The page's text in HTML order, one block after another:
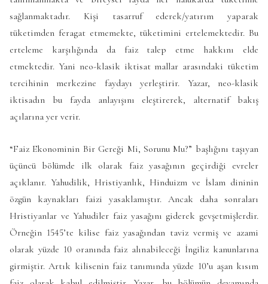
sağlanmaktadır. Kişi tasarruf ederek/yatırım yaparak
tüketimden feragat etmemekte, tüketimini ertelemektedir. Bu
erteleme karşılığında da faiz talep etme hakkını elde
etmektedir. Yani neo-klasik iktisat mallar arasındaki tüketim
tercihinin merkezine faydayı yerleştirir. Yazar, neo-klasik
iktisadın bu fayda anlayışını eleştirerek, alternatif bakış
açılarına yer verir.
“Faiz Ekonominin Bir Gereği Mi, Sorunu Mu?” başlığını taşıyan
üçüncü bölümde ilk olarak faiz yasağının geçirdiği evreler
açıklanır. Yahudilik, Hristiyanlık, Hinduizm ve İslam dininin
özgün kaynakları faizi yasaklamıştır. Ancak daha sonraları
Hristiyanlar ve Yahudiler faiz yasağını giderek gevşetmişlerdir.
Örneğin 1545’te kilise faiz yasağından taviz vermiş ve azami
olarak yüzde 10 oranında faiz alınabileceği İngiliz kanunlarına
girmiştir. Artık kilisenin faiz tanımında yüzde 10’u aşan kısım